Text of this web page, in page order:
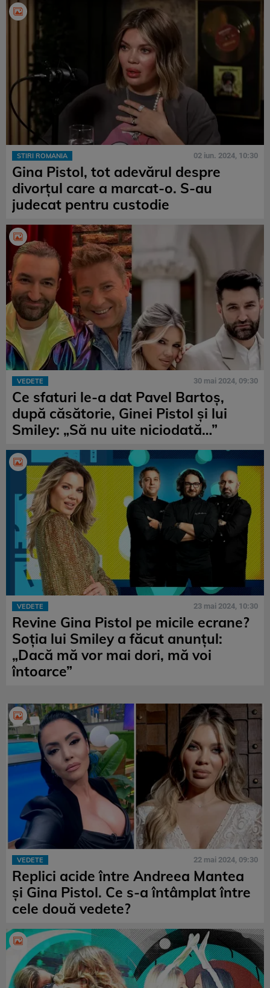
STIRI ROMANIA 02 iun. 2024, 10:30
Gina Pistol, tot adevărul despre
divorțul care a marcat-o. S-au
judecat pentru custodie
VEDETE 30 mai 2024, 09:30
Ce sfaturi le-a dat Pavel Bartoș,
după căsătorie, Ginei Pistol și lui
Smiley: „Să nu uite niciodată…”
VEDETE 23 mai 2024, 10:30
Revine Gina Pistol pe micile ecrane?
Soția lui Smiley a făcut anunțul:
„Dacă mă vor mai dori, mă voi
întoarce”
VEDETE 22 mai 2024, 09:30
Replici acide între Andreea Mantea
și Gina Pistol. Ce s-a întâmplat între
cele două vedete?